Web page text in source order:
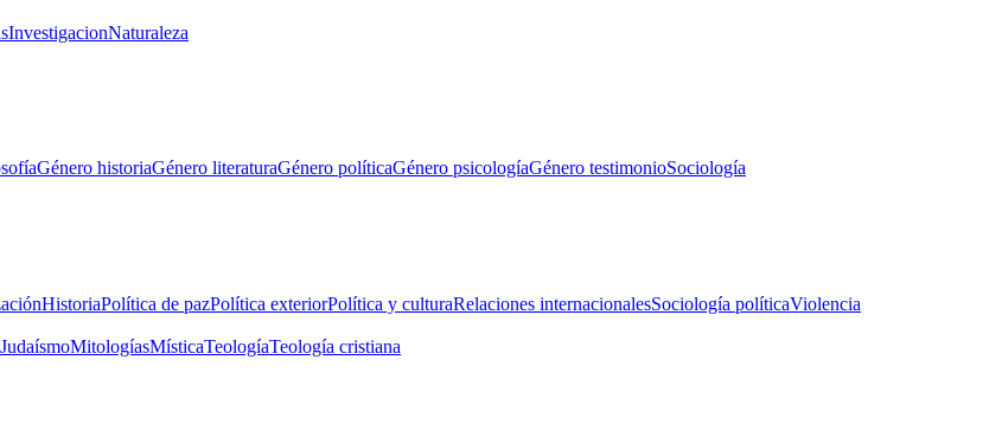
InvestigacionNaturaleza
Género historiaGénero literaturaGénero políticaGénero psicologíaGénero testimonioSociología
HistoriaPolítica de pazPolítica exteriorPolítica y culturaRelaciones internacionalesSociología políticaViolencia
JudaísmoMitologíasMísticaTeologíaTeología cristiana